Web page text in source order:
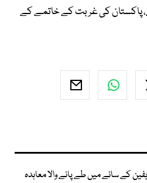
پاکستان کی غربت کے خاتمے کے
کے سائے میں طے پانے والا معاہدہ